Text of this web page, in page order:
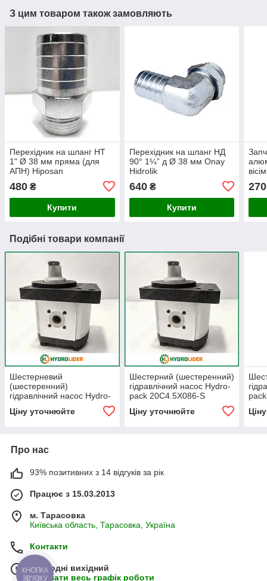
З цим товаром також замовляють
Перехідник на шланг НТ
1" Ø 38 мм пряма (для
АПН) Hiposan
480 ₴
Купити
Перехідник на шланг НД
90° 1¼” д Ø 38 мм Onay
Hidrolik
640₴
Купити
270
Подібні товари компанії
Шестерневий
(шестеренний)
гідравлічний насос Hydro-
Ціну уточнюйте
Шестерний (шестеренний)
гідравлічний насос Hydro-
pack 20C4.5X086-S
Ціну уточнюйте
Про нас
93% позитивних з 14 відгуків за рік
Працює з 15.03.2013
м. Тарасовка
Київська область, Тарасовка, Україна
Контакти
Сьогодні вихідний
Показати весь графік роботи
КНОПКА
ЗВ'ЯЗКУ